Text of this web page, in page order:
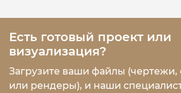
Есть готовый проект или
визуализация?
Загрузите ваши файлы
или рендеры), и наши